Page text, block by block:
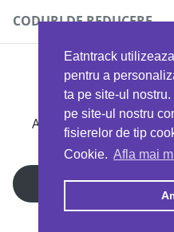
Eatntrack
pentru a
ta pe site-ul
pe site-ul nostru
fisierelor de tip
Cookie. Afla mai
Politica de confidențialitate
Copyright © 2026 EAT &
CODURI DE REDUCERE
Ai 40%reducere la